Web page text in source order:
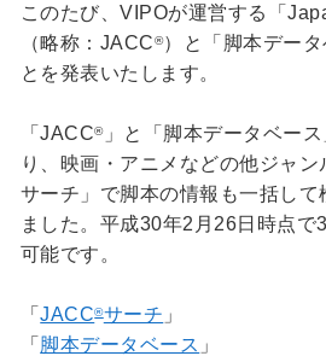
このたび、VIPOが運営する「
（略称：JACC®）と「脚本デー
とを発表いたします。
「JACC®」と「脚本データベー
り、映画・アニメなどの他ジャ
サーチ」で脚本の情報も一括して
ました。平成30年2月26日時点で
可能です。
「JACC®サーチ 」
「 脚本データベース 」